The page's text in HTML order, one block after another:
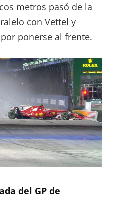
metros pasó de la
con Vettel y
ponerse al frente.
del GP de